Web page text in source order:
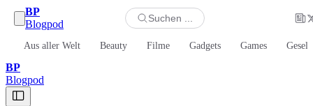
BP
Blogpod
Suchen ...
Aus aller Welt Beauty Filme Gadgets Games
BP
Blogpod